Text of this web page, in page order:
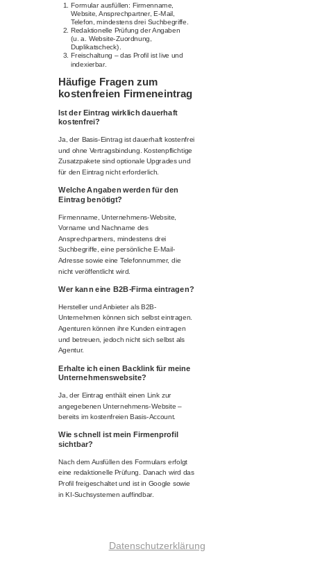
Datenschutzerklärung
Formular ausfüllen: Firmenname,
Website, Ansprechpartner, E-Mail,
Telefon, mindestens drei Suchbegriffe.
Redaktionelle Prüfung der Angaben
(u. a. Website-Zuordnung,
Duplikatscheck).
Freischaltung – das Profil ist live und
indexierbar.
Häufige Fragen zum
kostenfreien Firmeneintrag
Ist der Eintrag wirklich dauerhaft
kostenfrei?
Ja, der Basis-Eintrag ist dauerhaft kostenfrei
und ohne Vertragsbindung. Kostenpflichtige
Zusatzpakete sind optionale Upgrades und
für den Eintrag nicht erforderlich.
Welche Angaben werden für den
Eintrag benötigt?
Firmenname, Unternehmens-Website,
Vorname und Nachname des
Ansprechpartners, mindestens drei
Suchbegriffe, eine persönliche E-Mail-
Adresse sowie eine Telefonnummer, die
nicht veröffentlicht wird.
Wer kann eine B2B-Firma eintragen?
Hersteller und Anbieter als B2B-
Unternehmen können sich selbst eintragen.
Agenturen können ihre Kunden eintragen
und betreuen, jedoch nicht sich selbst als
Agentur.
Erhalte ich einen Backlink für meine
Unternehmenswebsite?
Ja, der Eintrag enthält einen Link zur
angegebenen Unternehmens-Website –
bereits im kostenfreien Basis-Account.
Wie schnell ist mein Firmenprofil
sichtbar?
Nach dem Ausfüllen des Formulars erfolgt
eine redaktionelle Prüfung. Danach wird das
Profil freigeschaltet und ist in Google sowie
in KI-Suchsystemen auffindbar.